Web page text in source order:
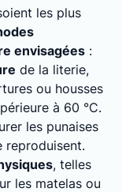
les plus
envisagées :
de la literie,
ou housses
à 60 °C.
les punaises
reproduisent.
, telles
les matelas ou